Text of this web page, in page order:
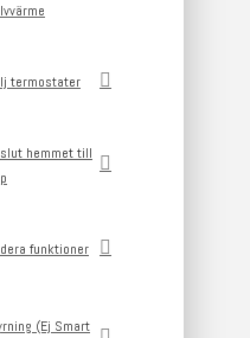
termostater
hemmet till
funktioner
(Ej Smart